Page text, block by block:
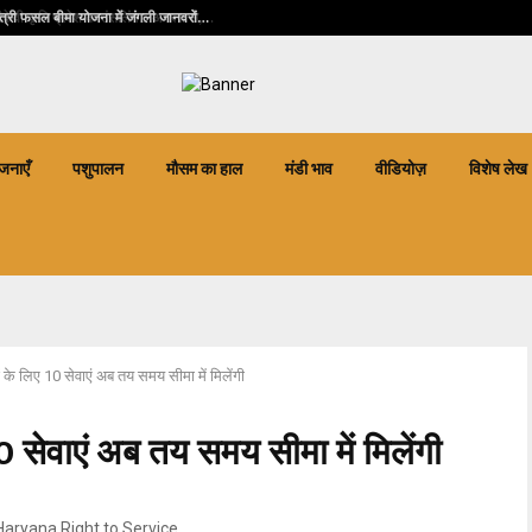
फसल बीमा योजना में जंगली जानवरों…
पशुपालन मौसम का हाल मंडी भाव वीडियोज़ विशेष लेख
के लिए 10 सेवाएं अब तय समय सीमा में मिलेंगी
सेवाएं अब तय समय सीमा में मिलेंगी